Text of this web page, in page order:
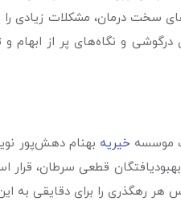
هم رسیده است و در این سال‌های سخت
درگوشی و نگاه‌های پر از
موسسه خیریه بهنام دهش‌پور
٢٦نفر از بهبودیافتگان قطعی